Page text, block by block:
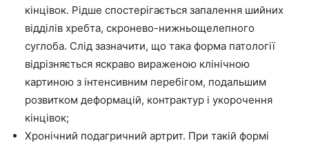
кінцівок. Рідше спостерігається запалення шийних
відділів хребта, скронево-нижньощелепного
суглоба. Слід зазначити, що така форма патології
відрізняється яскраво вираженою клінічною
картиною з інтенсивним перебігом, подальшим
розвитком деформацій, контрактур і укорочення
кінцівок;
Хронічний подагричний артрит. При такій формі